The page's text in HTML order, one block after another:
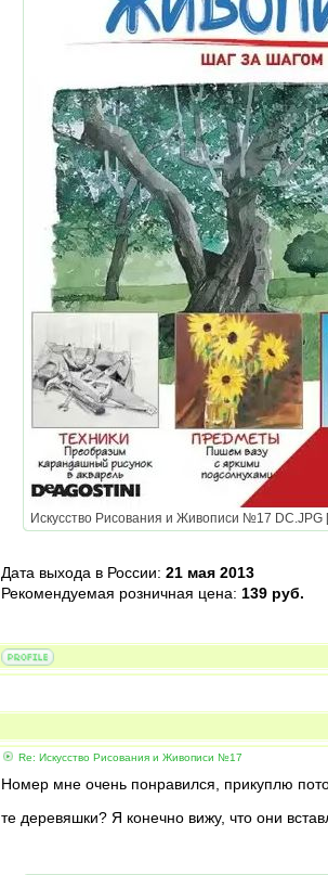
Искусство Рисования и Живописи №17
Дата выхода в России: 21 мая 2013
Рекомендуемая розничная цена: 139 руб.
Re: Искусство Рисования и Живописи №17
Номер мне очень понравился, прикуплю
те деревяшки? Я конечно вижу, что они